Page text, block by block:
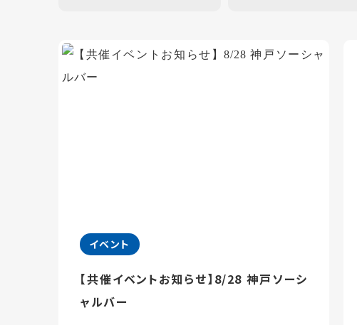
イベント
【共催イベントお知らせ】8/28 神戸ソーシ
ャルバー